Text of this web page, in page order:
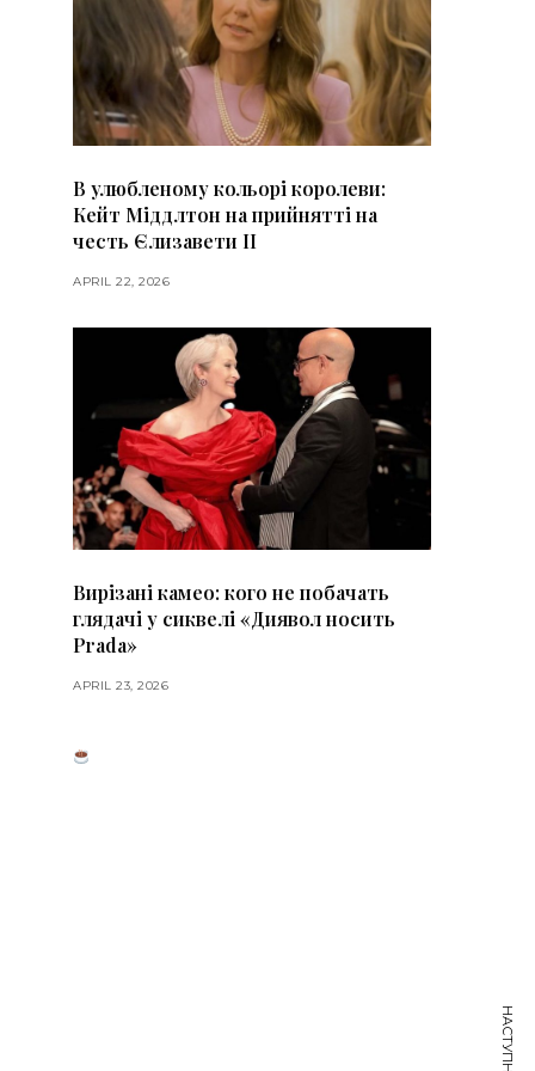
В улюбленому кольорі королеви:
Кейт Міддлтон на прийнятті на
честь Єлизавети II
APRIL 22, 2026
Вирізані камео: кого не побачать
глядачі у сиквелі «Диявол носить
Prada»
APRIL 23, 2026